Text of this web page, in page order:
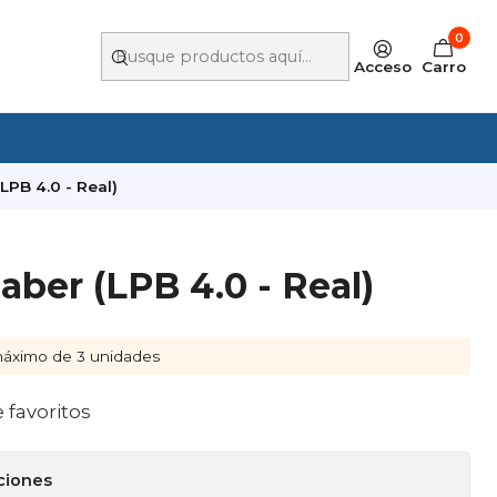
Acceso
0
Carro
4.0 - Real)
(LPB 4.0 - Real)
de 3 unidades
favoritos